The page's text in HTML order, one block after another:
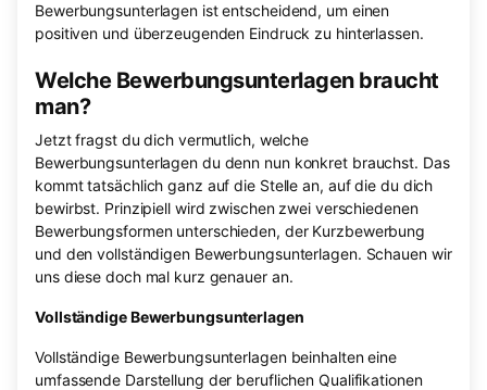
Bewerbungsunterlagen ist entscheidend, um einen
positiven und überzeugenden Eindruck zu hinterlassen.
Welche Bewerbungsunterlagen braucht
man?
Jetzt fragst du dich vermutlich, welche
Bewerbungsunterlagen du denn nun konkret brauchst. Das
kommt tatsächlich ganz auf die Stelle an, auf die du dich
bewirbst. Prinzipiell wird zwischen zwei verschiedenen
Bewerbungsformen unterschieden, der Kurzbewerbung
und den vollständigen Bewerbungsunterlagen. Schauen wir
uns diese doch mal kurz genauer an.
Vollständige Bewerbungsunterlagen
Vollständige Bewerbungsunterlagen beinhalten eine
umfassende Darstellung der beruflichen Qualifikationen